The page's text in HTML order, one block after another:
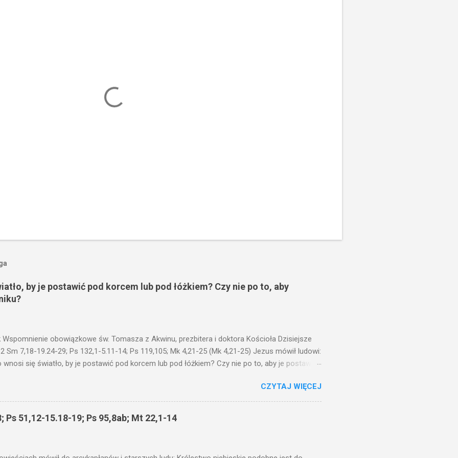
by je postawić pod korcem lub pod łóżkiem? Czy nie po to, aby
Wspomnienie obowiązkowe św. Tomasza z Akwinu, prezbitera i doktora Kościoła Dzisiejsze
Sm 7,18-19.24-29; Ps 132,1-5.11-14; Ps 119,105; Mk 4,21-25 (Mk 4,21-25) Jezus mówił ludowi:
wnosi się światło, by je postawić pod korcem lub pod łóżkiem? Czy nie po to, aby je postawić
I mówił im: Uważajcie na to, czego słuchacie. Taką samą miarą, jaką wy mierzycie,
i jeszcze wam dołożą. Bo kto ma, temu będzie dane; a kto nie ma, pozbawią go i tego, co
fragmencie z Ewangelii Jezus kontynuuje przypowieści.... Czy po to wnosi się światło,
pod korcem lub pod łóżkiem? Czy nie po to, aby je postawić na świeczniku? Nie ma
CZYTAJ WIĘCEJ
Ps 51,12-15.18-19; Ps 95,8ab; Mt 22,1-14